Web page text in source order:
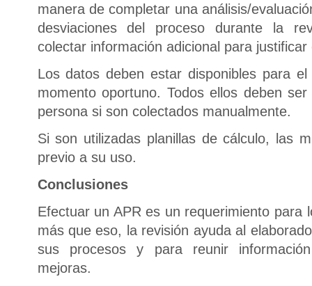
manera de completar una análisis/
desviaciones del proceso durante la
colectar información adicional para justificar
Los datos deben estar disponibles para
momento oportuno. Todos ellos deben
persona si son colectados manualmente.
Si son utilizadas planillas de cálculo, las
previo a su uso.
Conclusiones
Efectuar un APR es un requerimiento para
más que eso, la revisión ayuda al
sus procesos y para reunir
mejoras.